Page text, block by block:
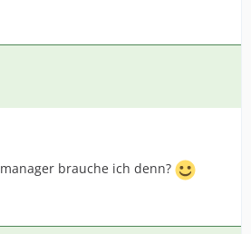
brauche ich denn?